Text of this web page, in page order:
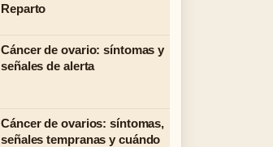
Reparto
Cáncer de ovario: síntomas y
señales de alerta
Cáncer de ovarios: síntomas,
señales tempranas y cuándo